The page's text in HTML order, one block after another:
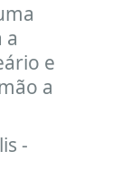
a
e
a
-